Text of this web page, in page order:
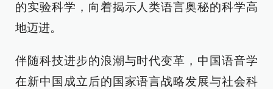
的实验科学，向着揭示人类语言奥秘的科学高
地迈进。
伴随科技进步的浪潮与时代变革，中国语音学
在新中国成立后的国家语言战略发展与社会科